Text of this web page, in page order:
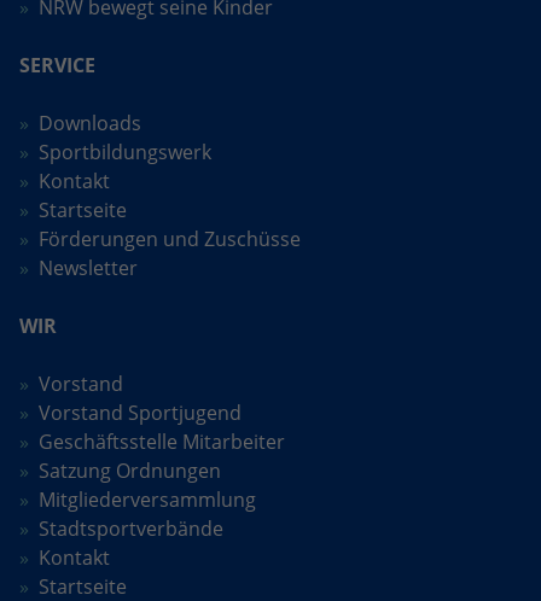
NRW bewegt seine Kinder
SERVICE
Downloads
Sportbildungswerk
Kontakt
Startseite
Förderungen und Zuschüsse
Newsletter
WIR
Vorstand
Vorstand Sportjugend
Geschäftsstelle Mitarbeiter
Satzung Ordnungen
Mitgliederversammlung
Stadtsportverbände
Kontakt
Startseite
Zweck
Wird verwendet, um den Sitzungsstatus